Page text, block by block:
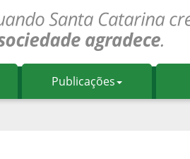
Publicações